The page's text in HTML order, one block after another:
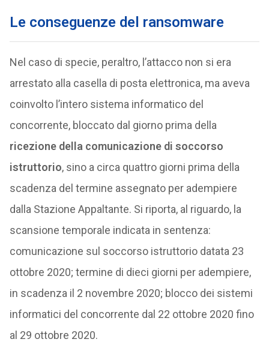
Le conseguenze del ransomware
Nel caso di specie, peraltro, l’attacco non si era
arrestato alla casella di posta elettronica, ma aveva
coinvolto l’intero sistema informatico del
concorrente, bloccato dal giorno prima della
ricezione della comunicazione di soccorso
istruttorio, sino a circa quattro giorni prima della
scadenza del termine assegnato per adempiere
dalla Stazione Appaltante. Si riporta, al riguardo, la
scansione temporale indicata in sentenza:
comunicazione sul soccorso istruttorio datata 23
ottobre 2020; termine di dieci giorni per adempiere,
in scadenza il 2 novembre 2020; blocco dei sistemi
informatici del concorrente dal 22 ottobre 2020 fino
al 29 ottobre 2020.